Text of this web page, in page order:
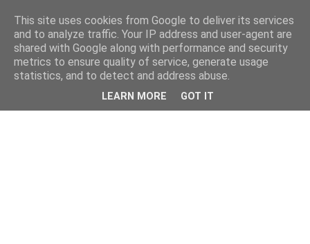
This site uses cookies from Google to deliver its services
and to analyze traffic. Your IP address and user-agent are
shared with Google along with performance and security
metrics to ensure quality of service, generate usage
statistics, and to detect and address abuse.
LEARN MORE GOT IT